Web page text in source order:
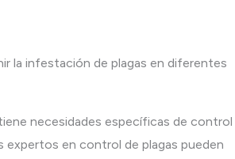
la infestación de plagas en diferentes
necesidades específicas de control
expertos en control de plagas pueden